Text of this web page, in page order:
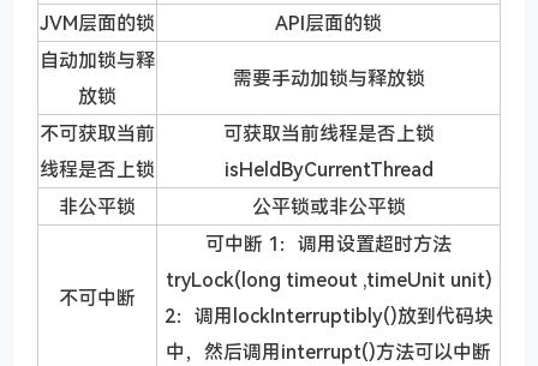
JVM层面的锁
API层面的锁
自动加锁与释
放锁
需要手动加锁与释放锁
不可获取当前
线程是否上锁
可获取当前线程是否上锁
isHeldByCurrentThread
非公平锁
公平锁或非公平锁
不可中断
可中断 1：调用设置超时方法
tryLock(long timeout ,timeUnit unit)
2：调用lockInterruptibly()放到代码块
中，然后调用interrupt()方法可以中断